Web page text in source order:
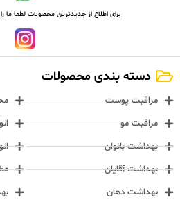
برای اطلاع از جدیدترین محصولات لطفا ما
دسته بندی محصولات
مراقبت پوست
مراقبت مو
بهداشت بانوان
بهداشت آقایان
بهداشت دهان